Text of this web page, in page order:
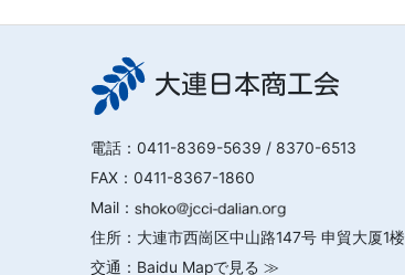
大連日本商工会
電話： 0411-8369-5639 / 8370-6513
FAX：0411-8367-1860
Mail：
住所：大連市西崗区中山路147号 申貿大厦1楼
交通： Baidu Mapで見る ≫